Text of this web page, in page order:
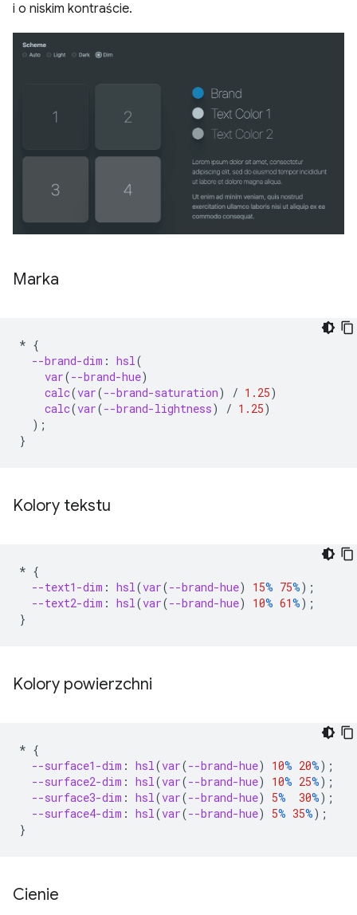
i o niskim kontraście.
Marka
* {
--brand-dim : hsl (
var(--brand-hue)
calc(var(--brand-saturation) / 1.25)
calc(var(--brand-lightness) / 1.25)
);
}
Kolory tekstu
* {
--text1-dim : hsl (var(--brand-hue) 15% 75%);
--text2-dim : hsl (var(--brand-hue) 10% 61%);
}
Kolory powierzchni
* {
--surface1-dim : hsl (var(--brand-hue) 10% 20%);
--surface2-dim : hsl (var(--brand-hue) 10% 25%);
--surface3-dim : hsl (var(--brand-hue) 5% 30%);
--surface4-dim : hsl (var(--brand-hue) 5% 35%);
}
Cienie